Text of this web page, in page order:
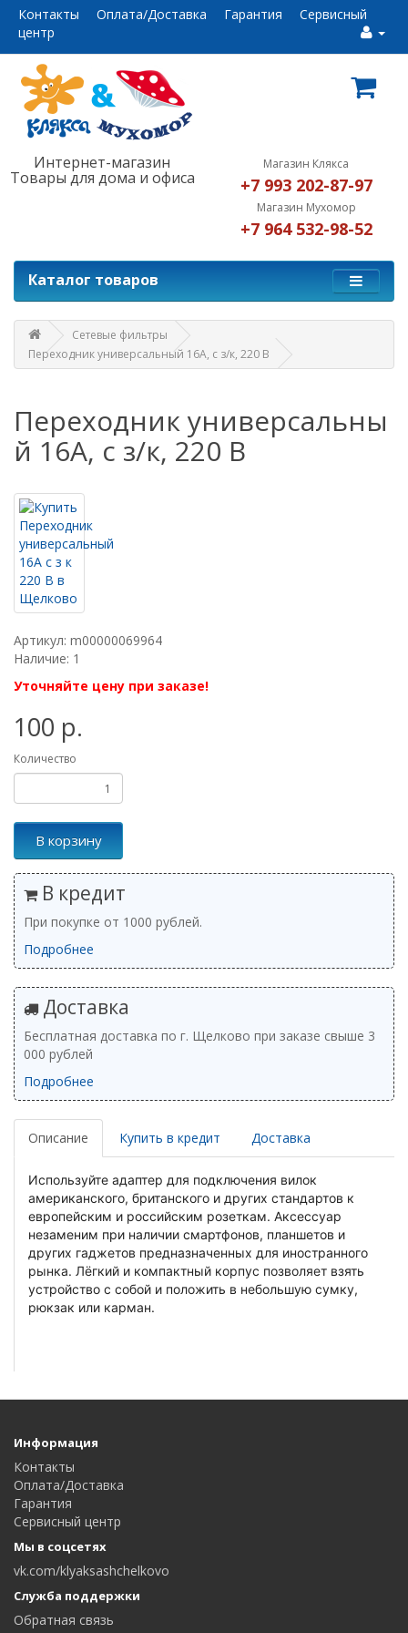
Контакты Оплата/Доставка Гарантия
Сервисный
центр
Интернет-магазин
Товары для дома и офиса
Магазин Клякса
+7 993 202-87-97
Магазин Мухомор
+7 964 532-98-52
Каталог товаров
Сетевые фильтры
Переходник универсальный 16А, с з/к, 220 В
Переходник универсальны
й 16А, с з/к, 220 В
Артикул: m00000069964
Наличие: 1
Уточняйте цену при заказе!
100 р.
Количество
В корзину
В кредит
При покупке от 1000 рублей.
Подробнее
Доставка
Бесплатная доставка по г. Щелково при заказе свыше 3
000 рублей
Подробнее
Описание Купить в кредит Доставка
Используйте адаптер для подключения вилок
американского, британского и других стандартов к
европейским и российским розеткам. Аксессуар
незаменим при наличии смартфонов, планшетов и
других гаджетов предназначенных для иностранного
рынка. Лёгкий и компактный корпус позволяет взять
устройство с собой и положить в небольшую сумку,
рюкзак или карман.
Информация
Контакты
Оплата/Доставка
Гарантия
Сервисный центр
Мы в соцсетях
vk.com/klyaksashchelkovo
Служба поддержки
Обратная связь